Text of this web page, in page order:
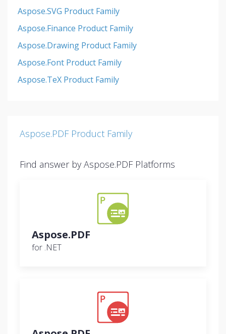
Aspose.SVG Product Family
Aspose.Finance Product Family
Aspose.Drawing Product Family
Aspose.Font Product Family
Aspose.TeX Product Family
Aspose.PDF Product Family
Find answer by Aspose.PDF Platforms
Aspose.PDF
for .NET